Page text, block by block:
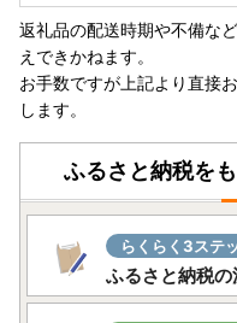
返礼品の配送時期や不備な
えできかねます。
お手数ですが上記より直接
します。
ふるさと納税を
らくらく3ステ
ふるさと納税の